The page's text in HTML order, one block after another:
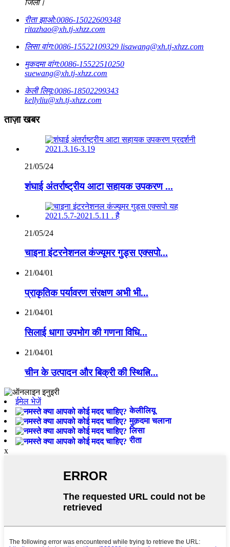
जिला।
रीता झाओ:0086-15022609348
ritazhao@xh.tj-xhzz.com
लिसा वांग:0086-15522109329 lisawang@xh.tj-xhzz.com
मुकदमा वांग:0086-15522510250
suewang@xh.tj-xhzz.com
केली लियू:0086-18502299343
kellyliu@xh.tj-xhzz.com
ताज़ा खबर
21/05/24
शंघाई अंतर्राष्ट्रीय आटा सहायक उपकरण ...
21/05/24
चाइना इंटरनेशनल कंज्यूमर गुड्स एक्सपो...
21/04/01
प्राकृतिक पर्यावरण संरक्षण अभी भी...
21/04/01
सिलाई धागा उपभोग की गणना विधि...
21/04/01
चीन के उत्पादन और बिक्री की स्थिति̵...
ईमेल भेजें
केलीलियू
मुक़दमा चलाना
लिसा
रीता
x